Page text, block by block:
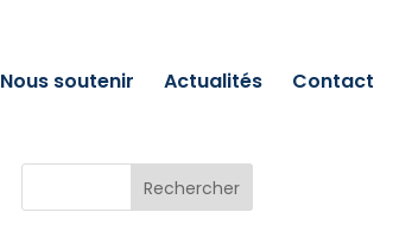
Nous soutenir Actualités Contact
Rechercher